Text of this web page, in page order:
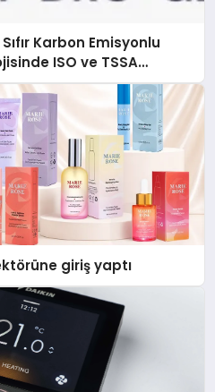
Karbon Emisyonlu
ISO ve TSSA
giriş yaptı